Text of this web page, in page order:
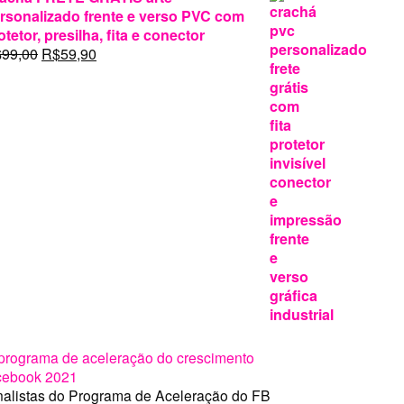
frente e verso PVC com
presilha, fita e conector
99,00 O
R$59,90O
do Programa de Aceleração do FB